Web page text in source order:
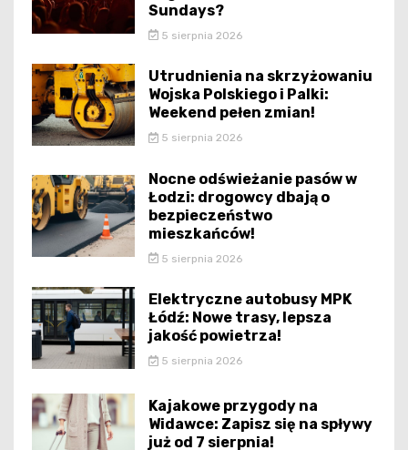
Sundays?
5 sierpnia 2026
Utrudnienia na skrzyżowaniu
Wojska Polskiego i Palki:
Weekend pełen zmian!
5 sierpnia 2026
Nocne odświeżanie pasów w
Łodzi: drogowcy dbają o
bezpieczeństwo
mieszkańców!
5 sierpnia 2026
Elektryczne autobusy MPK
Łódź: Nowe trasy, lepsza
jakość powietrza!
5 sierpnia 2026
Kajakowe przygody na
Widawce: Zapisz się na spływy
już od 7 sierpnia!